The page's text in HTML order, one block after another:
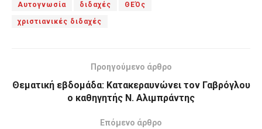
Αυτογνωσία διδαχές ΘΕΌς
χριστιανικές διδαχές
Προηγούμενο άρθρο
Θεματική εβδομάδα: Κατακεραυνώνει τον Γαβρόγλου
ο καθηγητής Ν. Αλιμπράντης
Επόμενο άρθρο